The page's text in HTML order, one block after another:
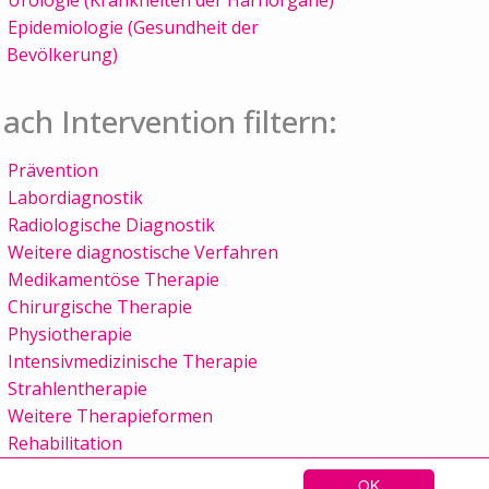
OK
Epidemiologie (Gesundheit der
Bevölkerung)
Intervention filtern:
Prävention
Labordiagnostik
Radiologische Diagnostik
Weitere diagnostische Verfahren
Medikamentöse Therapie
Chirurgische Therapie
Physiotherapie
Intensivmedizinische Therapie
Strahlentherapie
Weitere Therapieformen
Rehabilitation